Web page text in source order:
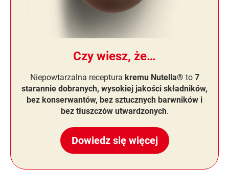
Czy wiesz, że…
Niepowtarzalna receptura kremu Nutella® to 7
starannie dobranych, wysokiej jakości składników,
bez konserwantów, bez sztucznych barwników i
bez tłuszczów utwardzonych.
Dowiedz się więcej